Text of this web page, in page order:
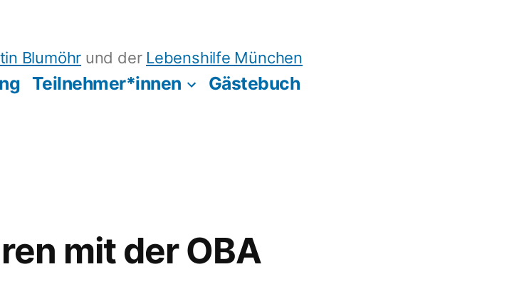
Blumöhr und der Lebenshilfe München
Teilnehmer*innen Gästebuch
mit der OBA